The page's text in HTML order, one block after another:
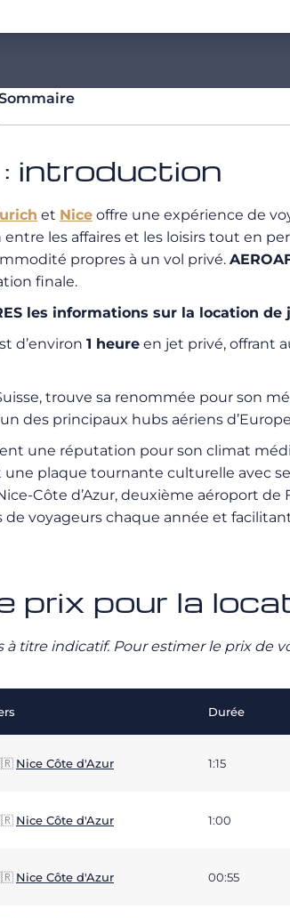
introduction
et Nice offre une expérience de
les affaires et les loisirs tout en
propres à un vol privé.
finale.
les informations sur la location
d’environ 1 heure en jet privé, offrant
trouve sa renommée pour son
des principaux hubs aériens
une réputation pour son climat
plaque tournante culturelle avec
Côte d’Azur, deuxième aéroport
voyageurs chaque année et facilitant
prix pour la
à titre indicatif. Pour estimer le prix de
Durée
Nice Côte d'Azur 1:15
Nice Côte d'Azur 1:00
Nice Côte d'Azur 00:55